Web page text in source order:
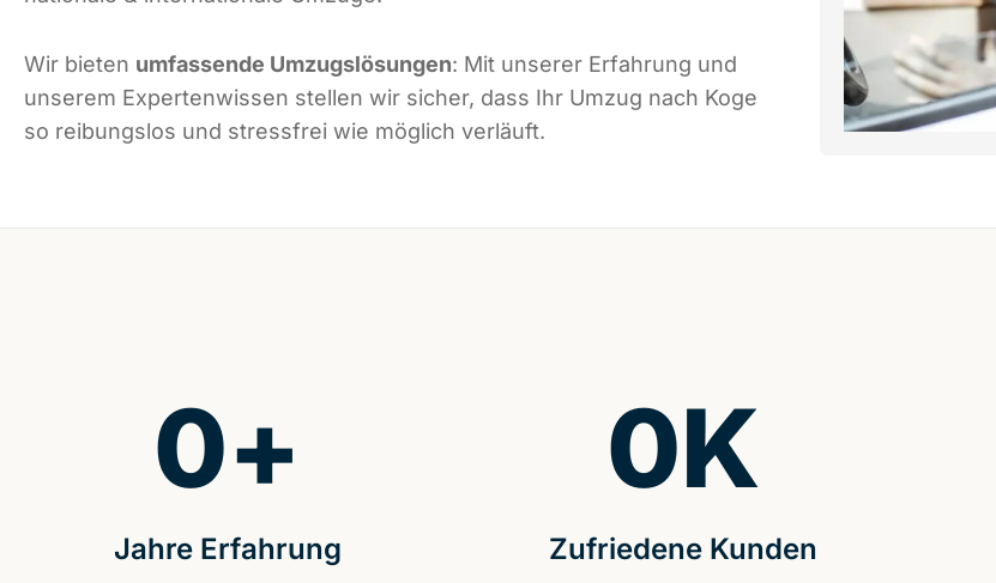
Wir bieten umfassende Umzugslösungen: Mit unserer Erfahrung und
unserem Expertenwissen stellen wir sicher, dass Ihr Umzug nach Koge
so reibungslos und stressfrei wie möglich verläuft.
Jahre Erfahrung
0+
Zufriedene Kunden
0K